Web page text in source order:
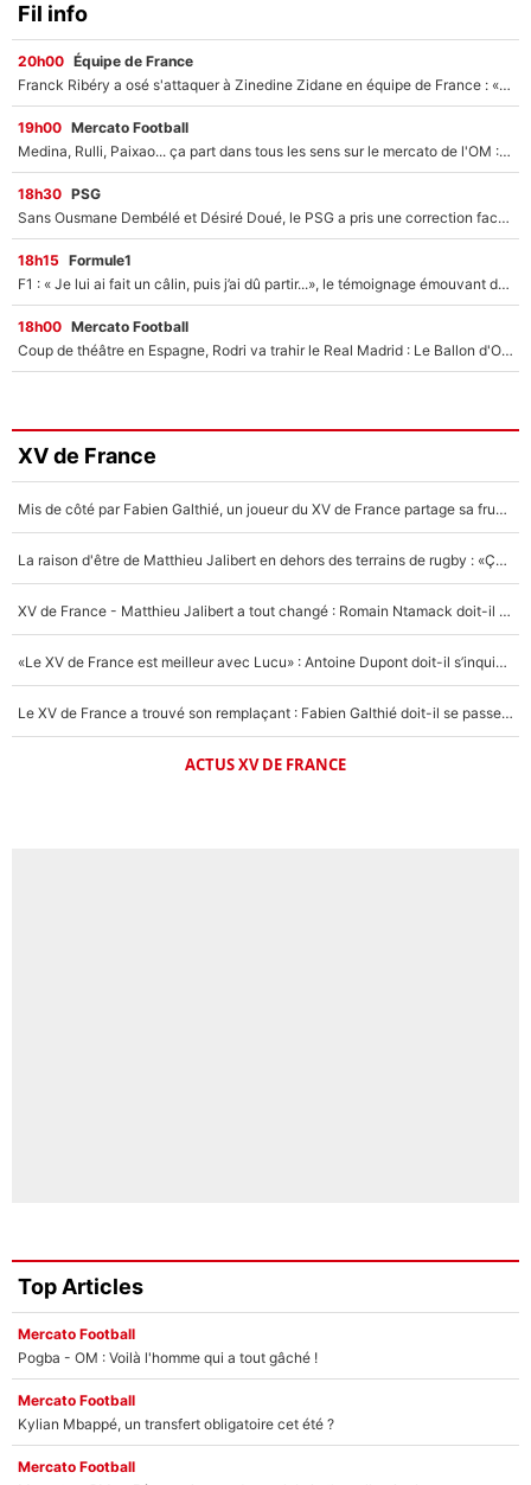
Fil info
20h00 Équipe de France
Franck Ribéry a osé s'attaquer à Zinedine Zidane en équipe de France : «Je n'aurais jamais fait ça»
19h00 Mercato Football
Medina, Rulli, Paixao... ça part dans tous les sens sur le mercato de l'OM : Frank McCourt va enfin récupérer l'argent qu'il attend ?
18h30 PSG
Sans Ousmane Dembélé et Désiré Doué, le PSG a pris une correction face à Majorque : Luis Enrique attend avec impatience des renforts !
18h15 Formule1
F1 : « Je lui ai fait un câlin, puis j’ai dû partir...», le témoignage émouvant de Max Verstappen sur sa fille
18h00 Mercato Football
Coup de théâtre en Espagne, Rodri va trahir le Real Madrid : Le Ballon d'Or a choisi de signer au FC Barcelone !
XV de France
Mis de côté par Fabien Galthié, un joueur du XV de France partage sa frustration : «ils ne me l’ont pas dit tout de suite»
La raison d'être de Matthieu Jalibert en dehors des terrains de rugby : «Ça m'atteint autant que si tu touches à un membre de ma famille»
XV de France - Matthieu Jalibert a tout changé : Romain Ntamack doit-il s’inquiéter pour sa place à un an de la Coupe du monde ?
«Le XV de France est meilleur avec Lucu» : Antoine Dupont doit-il s’inquiéter pour sa place ?
Le XV de France a trouvé son remplaçant : Fabien Galthié doit-il se passer d'Antoine Dupont ?
ACTUS XV DE FRANCE
Top Articles
Mercato Football
Pogba - OM : Voilà l'homme qui a tout gâché !
Mercato Football
Kylian Mbappé, un transfert obligatoire cet été ?
Mercato Football